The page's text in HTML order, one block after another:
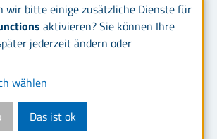
wir bitte einige zusätzliche Dienste für
aktivieren? Sie können Ihre
jederzeit ändern oder
wählen
Das ist ok